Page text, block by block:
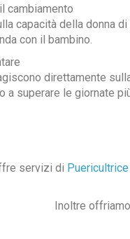
cambiamento
capacità della donna
con il bambino.
direttamente
a superare le giornate
servizi di
Inoltre